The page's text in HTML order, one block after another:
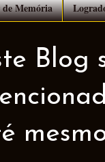
Memória
Blog